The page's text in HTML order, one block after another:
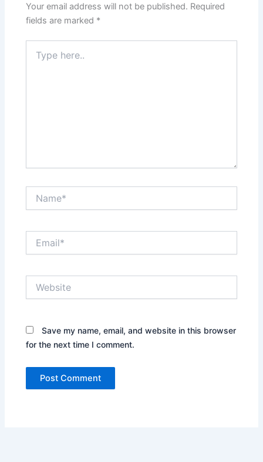
Your email address will not be published. Required
fields are marked *
here..
Save my name, email, and website in this browser
for the next time I comment.